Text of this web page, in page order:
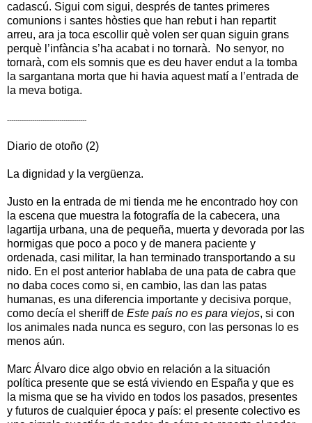
cadascú. Sigui com sigui, després de tantes primeres
comunions i santes hòsties que han rebut i han repartit
arreu, ara ja toca escollir què volen ser quan siguin grans
perquè l’infància s’ha acabat i no tornarà. No senyor, no
tornarà, com els somnis que es deu haver endut a la tomba
la sargantana morta que hi havia aquest matí a l’entrada de
la meva botiga.
--------------------------------------
Diario de otoño (2)
La dignidad y la vergüenza.
Justo en la entrada de mi tienda me he encontrado hoy con
la escena que muestra la fotografía de la cabecera, una
lagartija urbana, una de pequeña, muerta y devorada por las
hormigas que poco a poco y de manera paciente y
ordenada, casi militar, la han terminado transportando a su
nido. En el post anterior hablaba de una pata de cabra que
no daba coces como si, en cambio, las dan las patas
humanas, es una diferencia importante y decisiva porque,
como decía el sheriff de Este país no es para viejos, si con
los animales nada nunca es seguro, con las personas lo es
menos aún.
Marc Álvaro dice algo obvio en relación a la situación
política presente que se está viviendo en España y que es
la misma que se ha vivido en todos los pasados, presentes
y futuros de cualquier época y país: el presente colectivo es